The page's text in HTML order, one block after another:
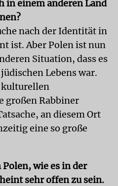
in einem anderen Land
nach der Identität in
ist. Aber Polen ist nun
Situation, dass es
Lebens war.
kulturellen
großen Rabbiner
an diesem Ort
eine so große
wie es in der
sehr offen zu sein.